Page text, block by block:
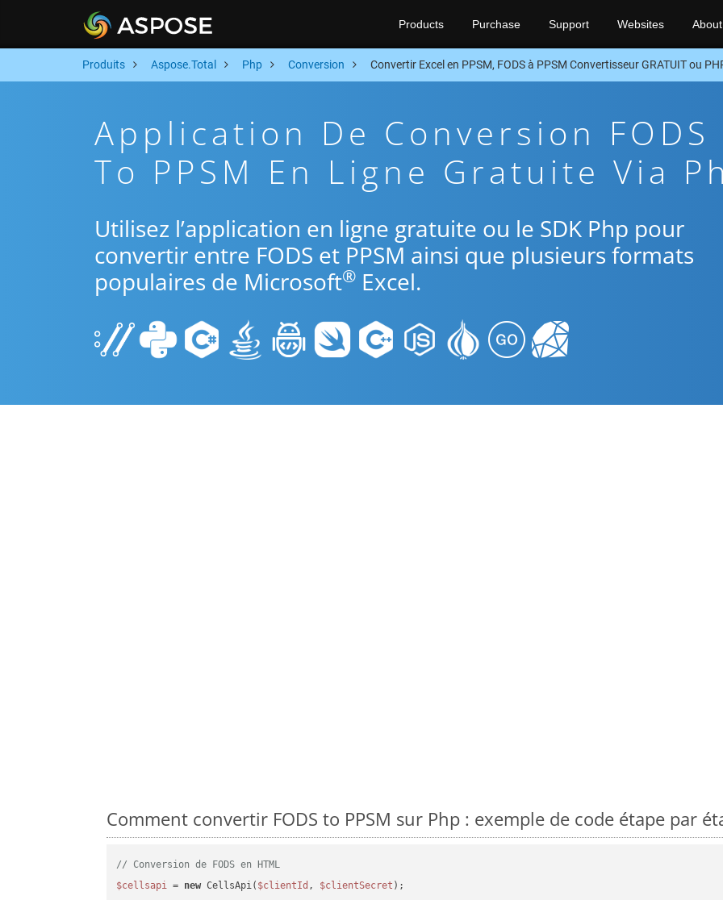
Products Purchase Support Websites About
Produits Aspose.Total Php Conversion Convertir Excel en PPSM, FODS à PPSM Convertisseur GRATUIT ou
Application De Conversion FODS
To PPSM En Ligne Gratuite Via
Utilisez l’application en ligne gratuite ou le SDK Php pour
convertir entre FODS et PPSM ainsi que plusieurs formats
populaires de Microsoft® Excel.
Comment convertir FODS to PPSM sur Php : exemple de code étape par
// Conversion de FODS en HTML
$cellsapi = new CellsApi( $clientId , $clientSecret